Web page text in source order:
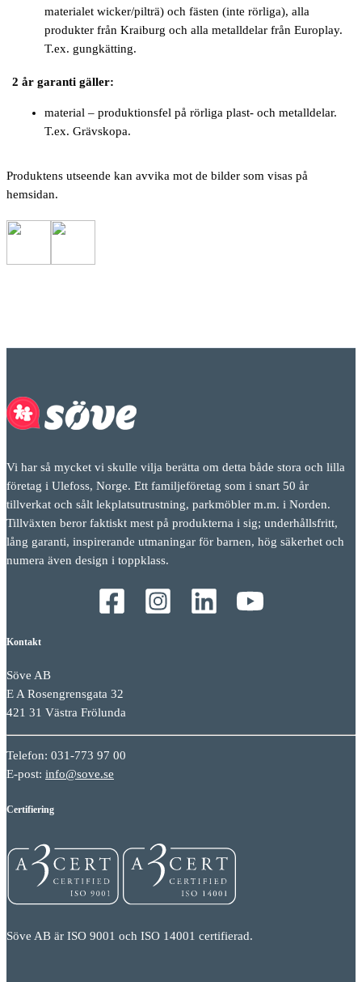
materialet wicker/pilträ) och fästen (inte rörliga), alla
produkter från Kraiburg och alla metalldelar från Europlay.
T.ex. gungkätting.
2 år garanti gäller:
material – produktionsfel på rörliga plast- och metalldelar.
T.ex. Grävskopa.
Produktens utseende kan avvika mot de bilder som visas på
hemsidan.
Vi har så mycket vi skulle vilja berätta om detta både stora och lilla
företag i Ulefoss, Norge. Ett familjeföretag som i snart 50 år
tillverkat och sålt lekplatsutrustning, parkmöbler m.m. i Norden.
Tillväxten beror faktiskt mest på produkterna i sig; underhållsfritt,
lång garanti, inspirerande utmaningar för barnen, hög säkerhet och
numera även design i toppklass.
Kontakt
Söve AB
E A Rosengrensgata 32
421 31 Västra Frölunda
Telefon: 031-773 97 00
E-post: info@sove.se
Certifiering
Söve AB är ISO 9001 och ISO 14001 certifierad.